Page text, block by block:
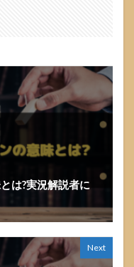
は?実況解説者に
Next